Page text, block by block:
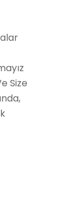
Size